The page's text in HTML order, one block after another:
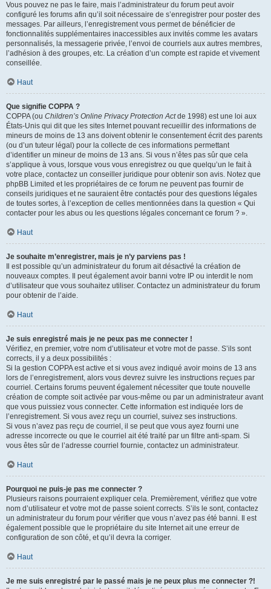
Vous pouvez ne pas le faire, mais l’administrateur du forum peut avoir
configuré les forums afin qu’il soit nécessaire de s’enregistrer pour poster des
messages. Par ailleurs, l’enregistrement vous permet de bénéficier de
fonctionnalités supplémentaires inaccessibles aux invités comme les avatars
personnalisés, la messagerie privée, l’envoi de courriels aux autres membres,
l’adhésion à des groupes, etc. La création d’un compte est rapide et vivement
conseillée.
Haut
Que signifie COPPA ?
COPPA (ou Children’s Online Privacy Protection Actde 1998) est une loi aux
États-Unis qui dit que les sites Internet pouvant recueillir des informations de
mineurs de moins de 13 ans doivent obtenir le consentement écrit des parents
(ou d’un tuteur légal) pour la collecte de ces informations permettant
d’identifier un mineur de moins de 13 ans. Si vous n’êtes pas sûr que cela
s’applique à vous, lorsque vous vous enregistrez ou que quelqu’un le fait à
votre place, contactez un conseiller juridique pour obtenir son avis. Notez que
phpBB Limited et les propriétaires de ce forum ne peuvent pas fournir de
conseils juridiques et ne sauraient être contactés pour des questions légales
de toutes sortes, à l’exception de celles mentionnées dans la question « Qui
contacter pour les abus ou les questions légales concernant ce forum ? ».
Haut
Je souhaite m’enregistrer, mais je n’y parviens pas !
Il est possible qu’un administrateur du forum ait désactivé la création de
nouveaux comptes. Il peut également avoir banni votre IP ou interdit le nom
d’utilisateur que vous souhaitez utiliser. Contactez un administrateur du forum
pour obtenir de l’aide.
Haut
Je suis enregistré mais je ne peux pas me connecter !
Vérifiez, en premier, votre nom d’utilisateur et votre mot de passe. S’ils sont
corrects, il y a deux possibilités :
Si la gestion COPPA est active et si vous avez indiqué avoir moins de 13 ans
lors de l’enregistrement, alors vous devrez suivre les instructions reçues par
courriel. Certains forums peuvent également nécessiter que toute nouvelle
création de compte soit activée par vous-même ou par un administrateur avant
que vous puissiez vous connecter. Cette information est indiquée lors de
l’enregistrement. Si vous avez reçu un courriel, suivez ses instructions.
Si vous n’avez pas reçu de courriel, il se peut que vous ayez fourni une
adresse incorrecte ou que le courriel ait été traité par un filtre anti-spam. Si
vous êtes sûr de l’adresse courriel fournie, contactez un administrateur.
Haut
Pourquoi ne puis-je pas me connecter ?
Plusieurs raisons pourraient expliquer cela. Premièrement, vérifiez que votre
nom d’utilisateur et votre mot de passe soient corrects. S’ils le sont, contactez
un administrateur du forum pour vérifier que vous n’avez pas été banni. Il est
également possible que le propriétaire du site Internet ait une erreur de
configuration de son côté, et qu’il devra la corriger.
Haut
Je me suis enregistré par le passé mais je ne peux plus me connecter ?!